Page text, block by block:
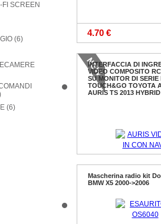
FI SCREEN
(6)
(6)
4.70 €
INTERFACCIA DI
VIDEO COMPOSITO
SU MONITOR DI SERIE
TOUCH&GO TOYOTA
AURIS TS 2013 HYBRID
70.00 €
Mascherina radio kit
BMW X5 2000->2006